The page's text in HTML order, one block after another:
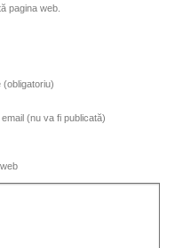
pagina web.
(obligatoriu)
(nu va fi publicată)